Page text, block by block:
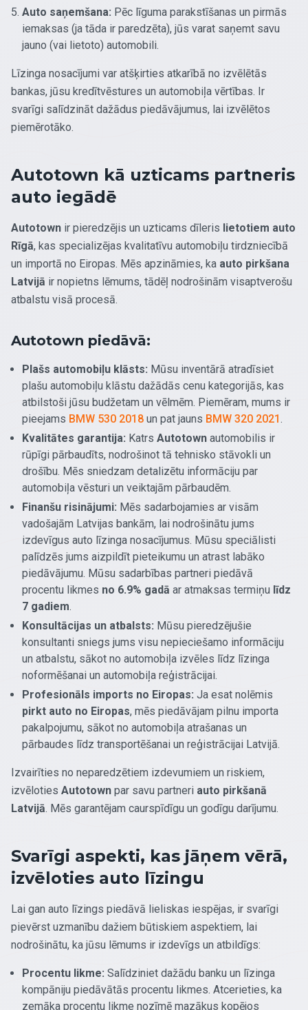
Auto saņemšana: Pēc līguma parakstīšanas un pirmās
iemaksas (ja tāda ir paredzēta), jūs varat saņemt savu
jauno (vai lietoto) automobili.
Līzinga nosacījumi var atšķirties atkarībā no izvēlētās
bankas, jūsu kredītvēstures un automobiļa vērtības. Ir
svarīgi salīdzināt dažādus piedāvājumus, lai izvēlētos
piemērotāko.
Autotown kā uzticams partneris
auto iegādē
Autotown ir pieredzējis un uzticams dīleris lietotiem auto
Rīgā, kas specializējas kvalitatīvu automobiļu tirdzniecībā
un importā no Eiropas. Mēs apzināmies, ka auto pirkšana
Latvijā ir nopietns lēmums, tādēļ nodrošinām visaptverošu
atbalstu visā procesā.
Autotown piedāvā:
Plašs automobiļu klāsts: Mūsu inventārā atradīsiet
plašu automobiļu klāstu dažādās cenu kategorijās, kas
atbilstoši jūsu budžetam un vēlmēm. Piemēram, mums ir
pieejams BMW 530 2018 un pat jauns BMW 320 2021 .
Kvalitātes garantija: Katrs Autotown automobilis ir
rūpīgi pārbaudīts, nodrošinot tā tehnisko stāvokli un
drošību. Mēs sniedzam detalizētu informāciju par
automobiļa vēsturi un veiktajām pārbaudēm.
Finanšu risinājumi: Mēs sadarbojamies ar visām
vadošajām Latvijas bankām, lai nodrošinātu jums
izdevīgus auto līzinga nosacījumus. Mūsu speciālisti
palīdzēs jums aizpildīt pieteikumu un atrast labāko
piedāvājumu. Mūsu sadarbības partneri piedāvā
procentu likmes no 6.9% gadā ar atmaksas termiņu līdz
7 gadiem.
Konsultācijas un atbalsts: Mūsu pieredzējušie
konsultanti sniegs jums visu nepieciešamo informāciju
un atbalstu, sākot no automobiļa izvēles līdz līzinga
noformēšanai un automobiļa reģistrācijai.
Profesionāls imports no Eiropas: Ja esat nolēmis
pirkt auto no Eiropas, mēs piedāvājam pilnu importa
pakalpojumu, sākot no automobiļa atrašanas un
pārbaudes līdz transportēšanai un reģistrācijai Latvijā.
Izvairīties no neparedzētiem izdevumiem un riskiem,
izvēloties Autotown par savu partneri auto pirkšanā
Latvijā. Mēs garantējam caurspīdīgu un godīgu darījumu.
Svarīgi aspekti, kas jāņem vērā,
izvēloties auto līzingu
Lai gan auto līzings piedāvā lieliskas iespējas, ir svarīgi
pievērst uzmanību dažiem būtiskiem aspektiem, lai
nodrošinātu, ka jūsu lēmums ir izdevīgs un atbildīgs:
Procentu likme: Salīdziniet dažādu banku un līzinga
kompāniju piedāvātās procentu likmes. Atcerieties, ka
zemāka procentu likme nozīmē mazākus kopējos